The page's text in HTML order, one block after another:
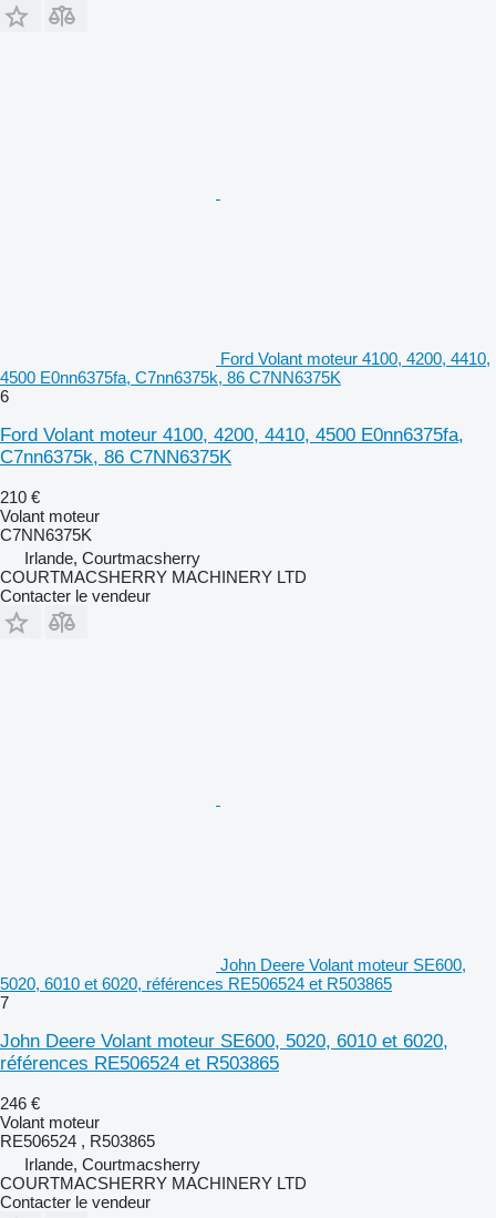
Ford Volant moteur 4100, 4200, 4410,
4500 E0nn6375fa, C7nn6375k, 86 C7NN6375K
6
Ford Volant moteur 4100, 4200, 4410, 4500 E0nn6375fa,
C7nn6375k, 86 C7NN6375K
210 €
Volant moteur
C7NN6375K
Irlande, Courtmacsherry
COURTMACSHERRY MACHINERY LTD
Contacter le vendeur
John Deere Volant moteur SE600,
5020, 6010 et 6020, références RE506524 et R503865
7
John Deere Volant moteur SE600, 5020, 6010 et 6020,
références RE506524 et R503865
246 €
Volant moteur
RE506524 , R503865
Irlande, Courtmacsherry
COURTMACSHERRY MACHINERY LTD
Contacter le vendeur